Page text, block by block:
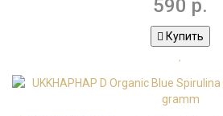
590 р.
Купить